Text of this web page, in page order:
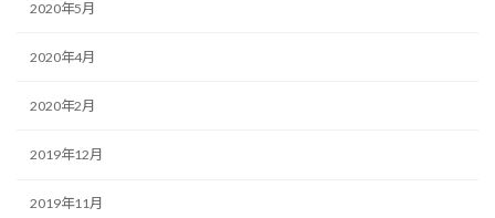
2020年5月
2020年4月
2020年2月
2019年12月
2019年11月